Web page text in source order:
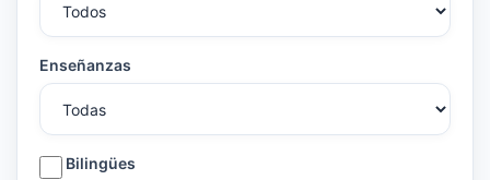
Enseñanzas
Bilingües